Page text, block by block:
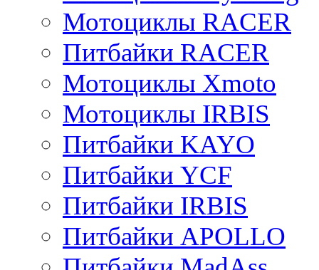
Мотоциклы RACER
Питбайки RACER
Мотоциклы Xmoto
Мотоциклы IRBIS
Питбайки KAYO
Питбайки YCF
Питбайки IRBIS
Питбайки APOLLO